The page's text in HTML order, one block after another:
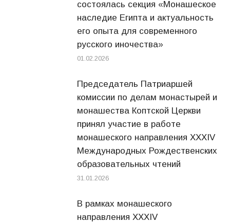
состоялась секция «Монашеское
наследие Египта и актуальность
его опыта для современного
русского иночества»
01.02.2026
Председатель Патриаршей
комиссии по делам монастырей и
монашества Коптской Церкви
принял участие в работе
монашеского направления XXXIV
Международных Рождественских
образовательных чтений
31.01.2026
В рамках монашеского
направления XXXIV